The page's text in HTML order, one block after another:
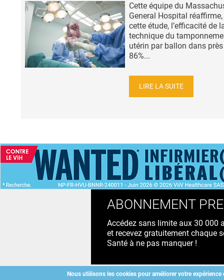
Cette équipe du
General Hospital
cette étude, l’efficacité de
technique du
utérin par ballon dans
86%...
LIRE LA SUITE
Nous utilisons les cookies pour améliorer votre expérience
ACCUEIL
ABONNEMENT
Accédez sans limite aux 30 000
et recevez gratuitement chaque
Santé à ne pas manquer !